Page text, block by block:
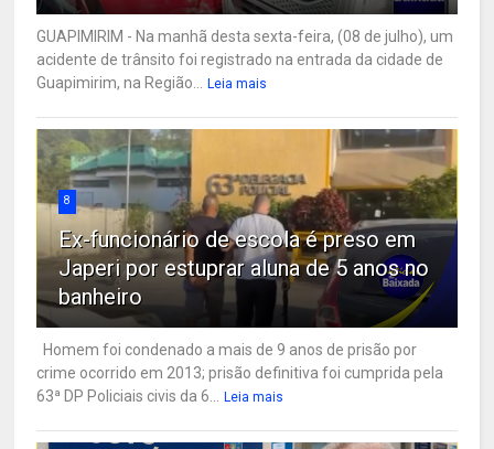
GUAPIMIRIM - Na manhã desta sexta-feira, (08 de julho), um
acidente de trânsito foi registrado na entrada da cidade de
Guapimirim, na Região...
Leia mais
8
Ex-funcionário de escola é preso em
Japeri por estuprar aluna de 5 anos no
banheiro
Homem foi condenado a mais de 9 anos de prisão por
crime ocorrido em 2013; prisão definitiva foi cumprida pela
63ª DP Policiais civis da 6...
Leia mais